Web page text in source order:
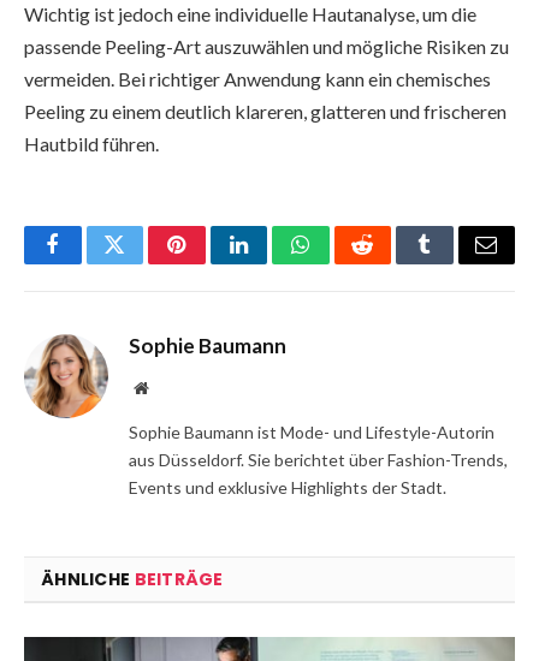
Wichtig ist jedoch eine individuelle Hautanalyse, um die
passende Peeling-Art auszuwählen und mögliche Risiken zu
vermeiden. Bei richtiger Anwendung kann ein chemisches
Peeling zu einem deutlich klareren, glatteren und frischeren
Hautbild führen.
FacebookTwitterPinterestLinkedInWhatsAppRedditTumblrEmail
Sophie Baumann
Website
Sophie Baumann ist Mode- und Lifestyle-Autorin
aus Düsseldorf. Sie berichtet über Fashion-Trends,
Events und exklusive Highlights der Stadt.
ÄHNLICHE BEITRÄGE